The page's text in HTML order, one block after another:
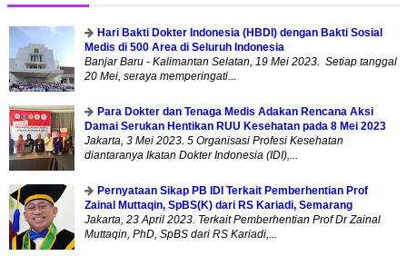
Hari Bakti Dokter Indonesia (HBDI) dengan Bakti Sosial
Medis di 500 Area di Seluruh Indonesia
Banjar Baru - Kalimantan Selatan, 19 Mei 2023. Setiap tanggal
20 Mei, seraya memperingati...
Para Dokter dan Tenaga Medis Adakan Rencana Aksi
Damai Serukan Hentikan RUU Kesehatan pada 8 Mei 2023
Jakarta, 3 Mei 2023. 5 Organisasi Profesi Kesehatan
diantaranya Ikatan Dokter Indonesia (IDI),...
Pernyataan Sikap PB IDI Terkait Pemberhentian Prof
Zainal Muttaqin, SpBS(K) dari RS Kariadi, Semarang
Jakarta, 23 April 2023. Terkait Pemberhentian Prof Dr Zainal
Muttaqin, PhD, SpBS dari RS Kariadi,...